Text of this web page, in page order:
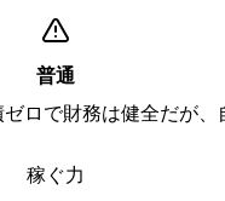
普通
ロで財務は健全だが、
稼ぐ力